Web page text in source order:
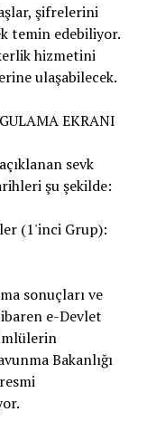
şifrelerini
temin edebiliyor.
hizmetini
ulaşabilecek.
EKRANI
sevk
şu şekilde:
(1'inci Grup):
sonuçları ve
e-Devlet
Bakanlığı